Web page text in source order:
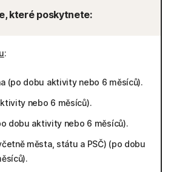
které poskytnete:
:
(po dobu aktivity nebo 6 měsíců).
nebo 6 měsíců).
dobu aktivity nebo 6 měsíců).
města, státu a PSČ) (po dobu